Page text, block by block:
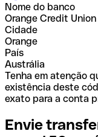
Nome do banco
Orange Credit Union
Cidade
Orange
País
Austrália
Tenha em atenção
existência deste
exato para a conta
Envie